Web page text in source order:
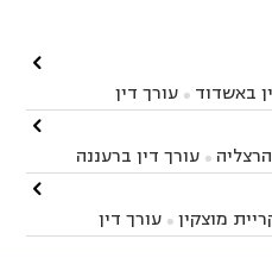
באשדוד 
עורך דין
עורך דין בגן יבנה
בערד
דין בקרית מלאכי

 עורך דין ברעננה
בכפר סבא
עורך דין בהוד
עורך דין בקדימה

מוצקין 
עורך דין
אתא
עורך דין
